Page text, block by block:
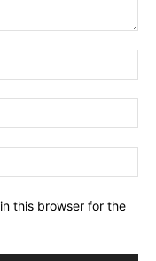
this browser for the